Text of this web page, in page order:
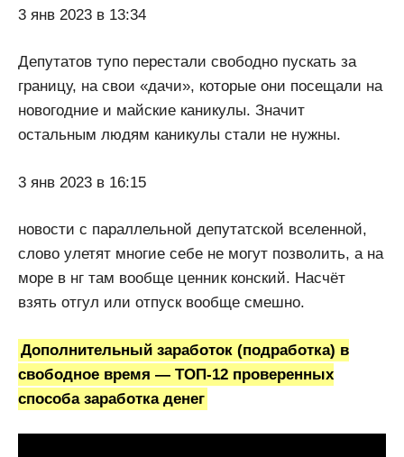
3 янв 2023 в 13:34
Депутатов тупо перестали свободно пускать за
границу, на свои «дачи», которые они посещали на
новогодние и майские каникулы. Значит
остальным людям каникулы стали не нужны.
3 янв 2023 в 16:15
новости с параллельной депутатской вселенной,
слово улетят многие себе не могут позволить, а на
море в нг там вообще ценник конский. Насчёт
взять отгул или отпуск вообще смешно.
Дополнительный заработок (подработка) в
свободное время — ТОП-12 проверенных
способа заработка денег